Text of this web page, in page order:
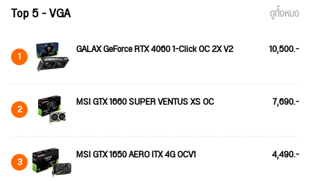
Top 5 - VGA ดูทั้งหมด
1 GALAX GeForce RTX 4060 1-Click OC 2X V2 10,500.-
2 MSI GTX 1660 SUPER VENTUS XS OC 7,690.-
3 MSI GTX 1650 AERO ITX 4G OCV1 4,490.-